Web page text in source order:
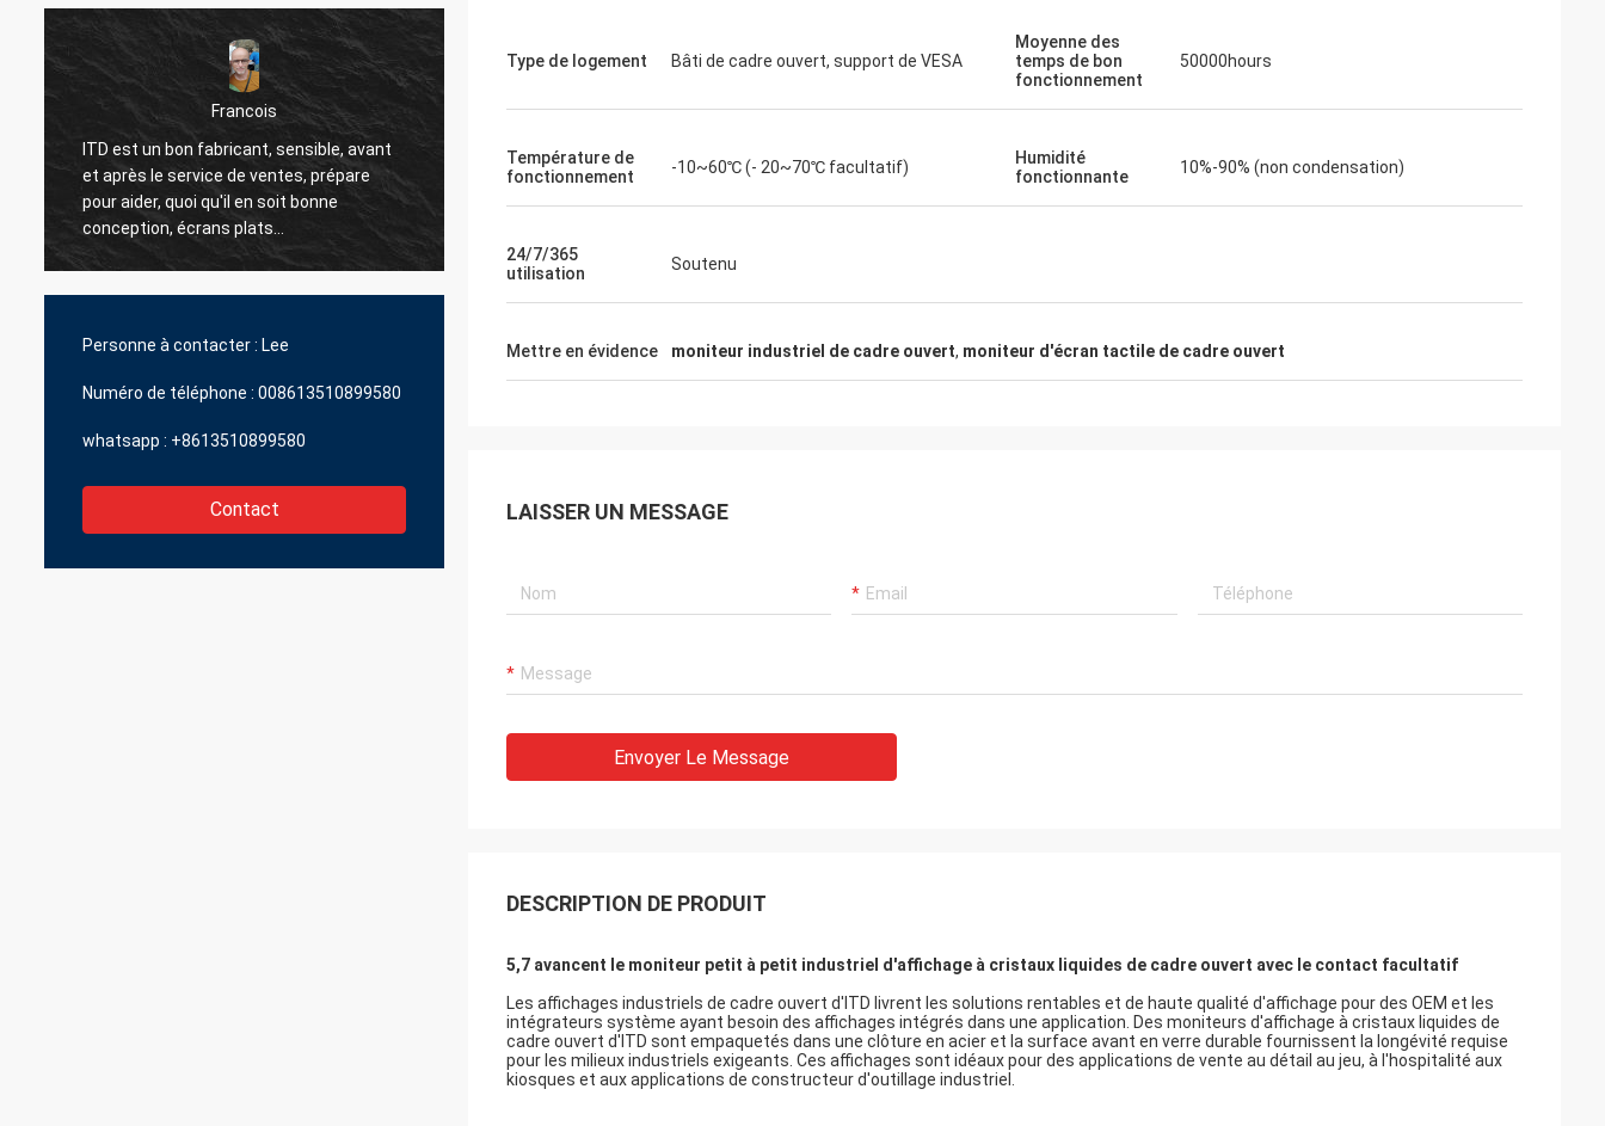
Marcelo
ITD est un plaisir de travailler avec et un
partenaire stratégique évalué. Leur équipe
(Jessie) est très sensible et rapide pour
réagir si nous avons besoin jamais de
l'aide soutenir nos propres clients ou
de faire plus d'affaires ensemble !
Lenson
ITD nous a fourni un large éventail de
configurations d'écran tactile industriel,
de moniteur et de produits informatiques
Nous avons installé beaucoup d'unités
dans les environnements de fabrication
industriels et avons prouvé la fiabilité
traitement des commandes et la
livraison.
Francois
ITD est un bon fabricant, sensible, avant
et après le service de ventes, prépare
pour aider, quoi qu'il en soit bonne
Personne à contacter : Lee
Numéro de téléphone : 008613510899580
whatsapp : +8613510899580
Contact
Type de logement Bâti de cadre ouvert, support de VESA
Moyenne des
temps de bon
fonctionnement
50000hours
Température de
fonctionnement
-10~60℃ (- 20~70℃ facultatif)
Humidité
fonctionnante
10%-90% (non condensation)
24/7/365
utilisation
Soutenu
Mettre en évidence moniteur industriel de cadre ouvert, moniteur d'écran tactile de cadre ouvert
LAISSER UN MESSAGE
Envoyer Le Message
DESCRIPTION DE PRODUIT
5,7 avancent le moniteur petit à petit industriel d'affichage à cristaux liquides de cadre ouvert avec le contact facultatif
Les affichages industriels de cadre ouvert d'ITD livrent les solutions rentables et de haute qualité d'affichage pour des OEM et les
intégrateurs système ayant besoin des affichages intégrés dans une application. Des moniteurs d'affichage à cristaux liquides de
cadre ouvert d'ITD sont empaquetés dans une clôture en acier et la surface avant en verre durable fournissent la longévité requise
pour les milieux industriels exigeants. Ces affichages sont idéaux pour des applications de vente au détail au jeu, à l'hospitalité aux
kiosques et aux applications de constructeur d'outillage industriel.